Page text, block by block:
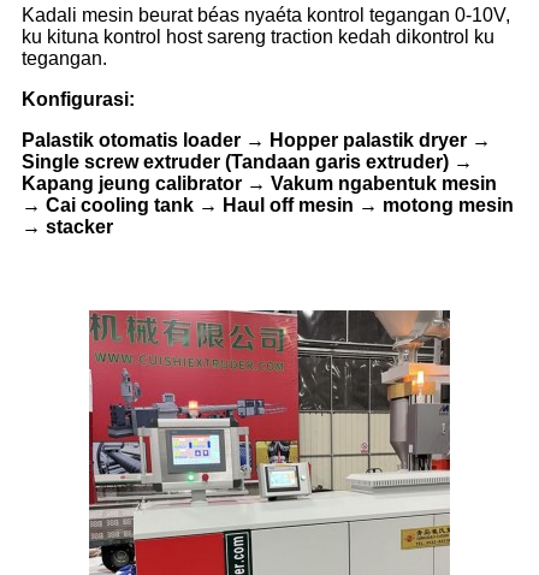
Kadali mesin beurat béas nyaéta kontrol tegangan 0-10V,
ku kituna kontrol host sareng traction kedah dikontrol ku
tegangan.
Konfigurasi:
Palastik otomatis loader → Hopper palastik dryer →
Single screw extruder (Tandaan garis extruder) →
Kapang jeung calibrator → Vakum ngabentuk mesin
→ Cai cooling tank → Haul off mesin → motong mesin
→ stacker